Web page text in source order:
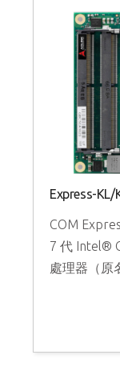
Express-KL/
COM
7 代 Intel®
處理器（原